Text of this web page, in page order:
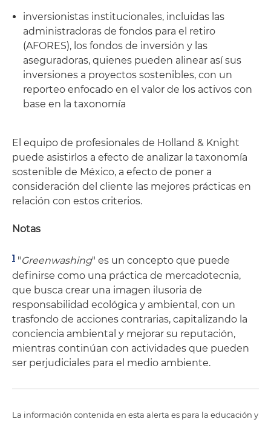
inversionistas institucionales, incluidas las
administradoras de fondos para el retiro
(AFORES), los fondos de inversión y las
aseguradoras, quienes pueden alinear así sus
inversiones a proyectos sostenibles, con un
reporteo enfocado en el valor de los activos con
base en la taxonomía
El equipo de profesionales de Holland & Knight
puede asistirlos a efecto de analizar la taxonomía
sostenible de México, a efecto de poner a
consideración del cliente las mejores prácticas en
relación con estos criterios.
Notas
1 "Greenwashing" es un concepto que puede
definirse como una práctica de mercadotecnia,
que busca crear una imagen ilusoria de
responsabilidad ecológica y ambiental, con un
trasfondo de acciones contrarias, capitalizando la
conciencia ambiental y mejorar su reputación,
mientras continúan con actividades que pueden
ser perjudiciales para el medio ambiente.
La información contenida en esta alerta es para la educación y